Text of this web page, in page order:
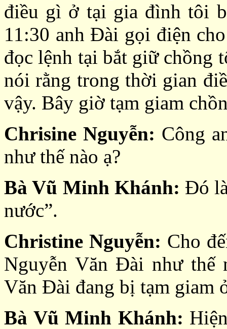
điều gì ở tại gia đình tôi
11:30 anh Đài gọi điện
đọc lệnh tại bắt giữ chồng
nói rằng trong thời gian
vậy. Bây giờ tạm giam
Chrisine Nguyễn: Công
như thế nào ạ?
Bà Vũ Minh Khánh: Đó
nước”.
Christine Nguyễn: Cho
Nguyễn Văn Đài như thế
Văn Đài đang bị tạm giam
Bà Vũ Minh Khánh: